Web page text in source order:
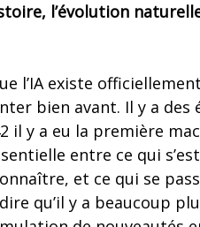
l’évolution
l’IA existe
bien avant. Il y a des
il y a eu la première
entre ce qui
et ce qui se
qu’il y a beaucoup